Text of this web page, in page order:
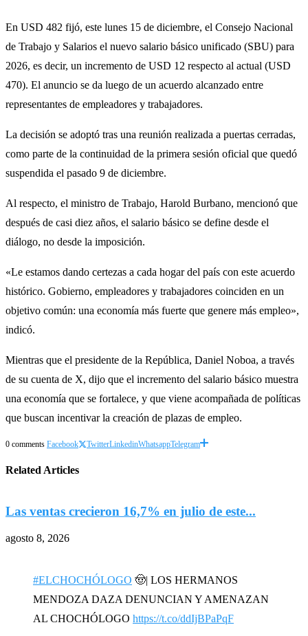
En USD 482 fijó, este lunes 15 de diciembre, el Consejo Nacional
de Trabajo y Salarios el nuevo salario básico unificado (SBU) para
2026, es decir, un incremento de USD 12 respecto al actual (USD
470). El anuncio se da luego de un acuerdo alcanzado entre
representantes de empleadores y trabajadores.
La decisión se adoptó tras una reunión realizada a puertas cerradas,
como parte de la continuidad de la primera sesión oficial que quedó
suspendida el pasado 9 de diciembre.
Al respecto, el ministro de Trabajo, Harold Burbano, mencionó que
después de casi diez años, el salario básico se define desde el
diálogo, no desde la imposición.
«Le estamos dando certezas a cada hogar del país con este acuerdo
histórico. Gobierno, empleadores y trabajadores coinciden en un
objetivo común: una economía más fuerte que genere más empleo»,
indicó.
Mientras que el presidente de la República, Daniel Noboa, a través
de su cuenta de X, dijo que el incremento del salario básico muestra
una economía que se fortalece, y que viene acompañada de políticas
que buscan incentivar la creación de plazas de empleo.
0 comments Facebook TwitterLinkedinWhatsappTelegram
Related Articles
Las ventas crecieron 16,7% en julio de este...
agosto 8, 2026
#ELCHOCHÓLOGO 🤠| LOS HERMANOS
MENDOZA DAZA DENUNCIAN Y AMENAZAN
AL CHOCHÓLOGO https://t.co/ddIjBPaPqF